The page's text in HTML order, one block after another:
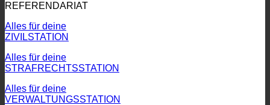
REFERENDARIAT
Alles für deine
ZIVILSTATION
Alles für deine
STRAFRECHTSSTATION
Alles für deine
VERWALTUNGSSTATION